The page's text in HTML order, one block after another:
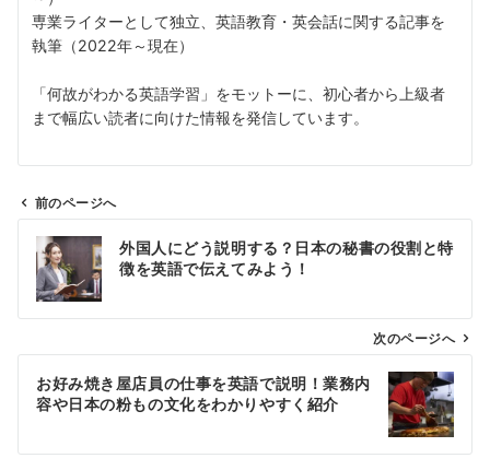
専業ライターとして独立、英語教育・英会話に関する記事を
執筆（2022年～現在）
「何故がわかる英語学習」をモットーに、初心者から上級者
まで幅広い読者に向けた情報を発信しています。
ン
前のページへ
外国人にどう説明する？日本の秘書の役割と特
徴を英語で伝えてみよう！
次のページへ
お好み焼き屋店員の仕事を英語で説明！業務内
容や日本の粉もの文化をわかりやすく紹介